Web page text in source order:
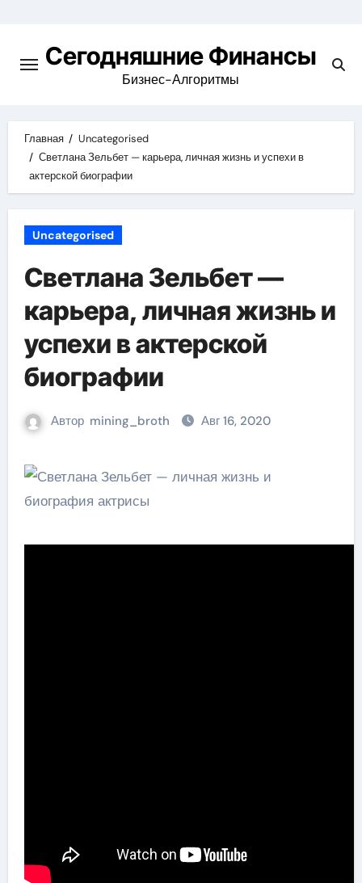
содержимомуСегодняшние Финансы
Бизнес-Алгоритмы
Главная
Uncategorised
Светлана Зельбет — карьера, личная жизнь и успехи в
актерской биографии
Uncategorised
Светлана Зельбет —
карьера, личная жизнь и
успехи в актерской
биографии
Автор mining_broth Авг 16, 2020